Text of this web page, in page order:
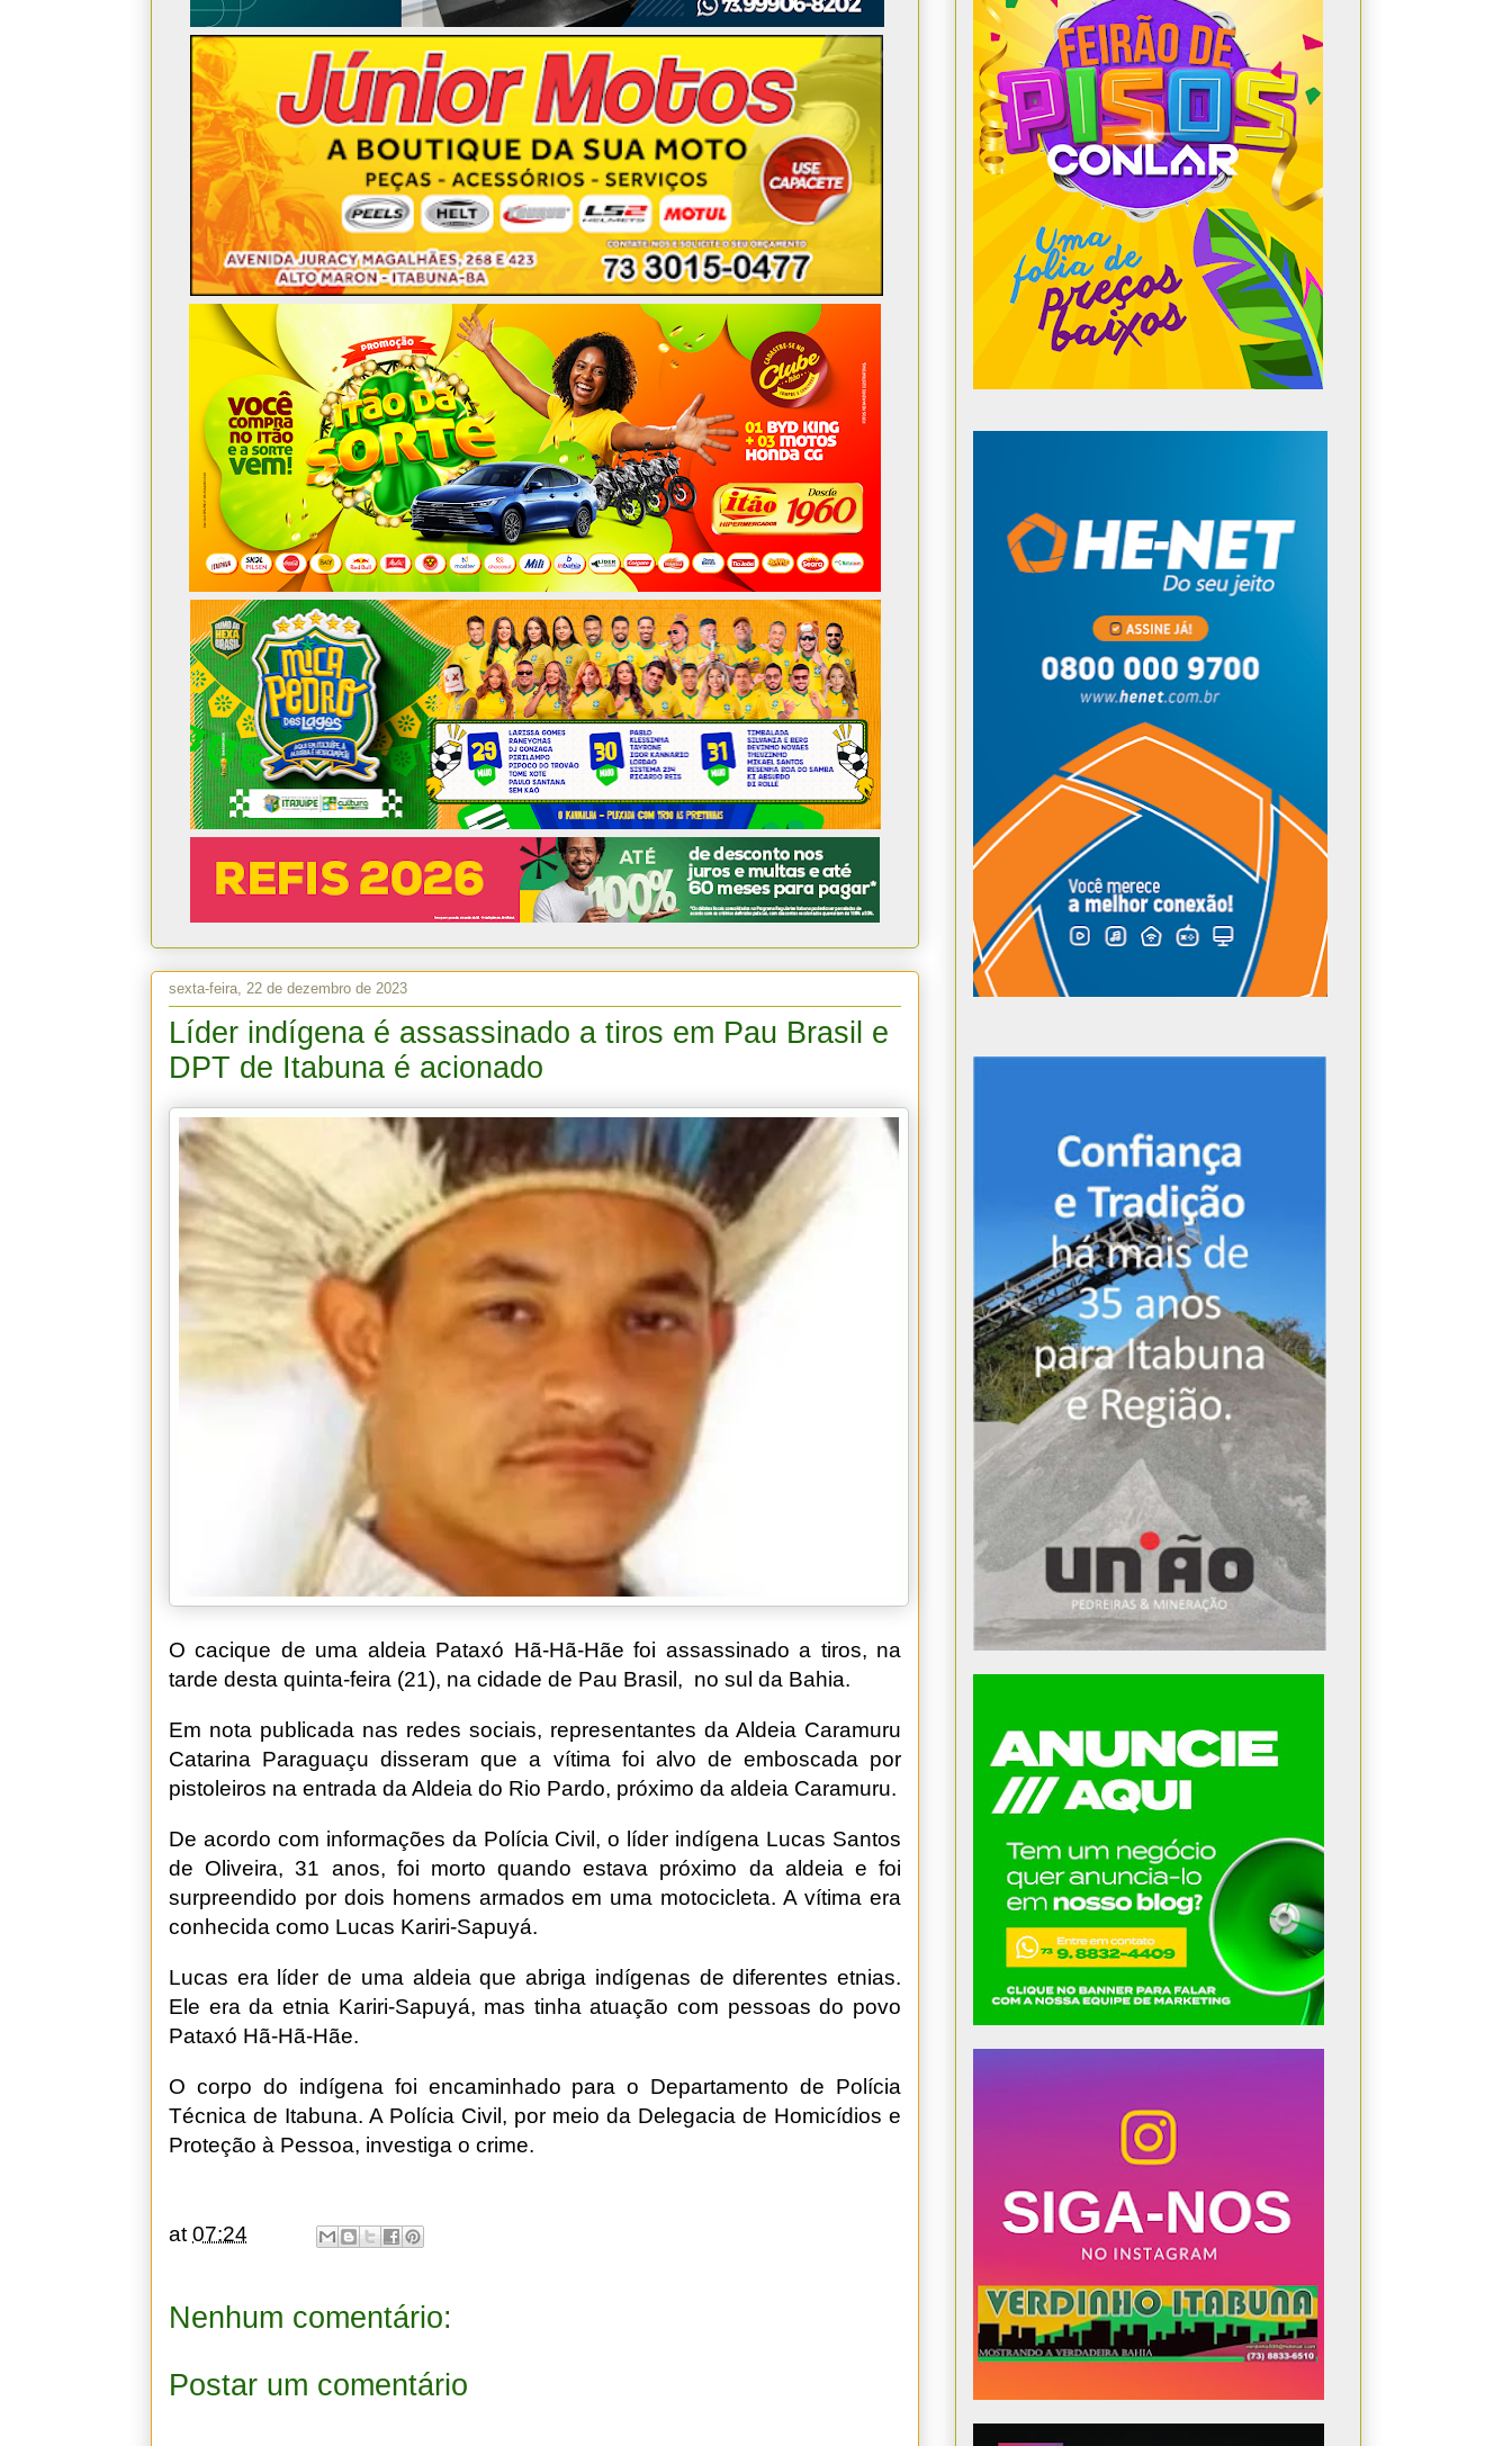
sexta-feira, 22 de dezembro de 2023
Líder indígena é assassinado a tiros em Pau Brasil e
DPT de Itabuna é acionado
O cacique de uma aldeia Pataxó Hã-Hã-Hãe foi assassinado a tiros, na
tarde desta quinta-feira (21), na cidade de Pau Brasil, no sul da Bahia.
Em nota publicada nas redes sociais, representantes da Aldeia Caramuru
Catarina Paraguaçu disseram que a vítima foi alvo de emboscada por
pistoleiros na entrada da Aldeia do Rio Pardo, próximo da aldeia Caramuru.
De acordo com informações da Polícia Civil, o líder indígena Lucas Santos
de Oliveira, 31 anos, foi morto quando estava próximo da aldeia e foi
surpreendido por dois homens armados em uma motocicleta. A vítima era
conhecida como Lucas Kariri-Sapuyá.
Lucas era líder de uma aldeia que abriga indígenas de diferentes etnias.
Ele era da etnia Kariri-Sapuyá, mas tinha atuação com pessoas do povo
Pataxó Hã-Hã-Hãe.
O corpo do indígena foi encaminhado para o Departamento de Polícia
Técnica de Itabuna. A Polícia Civil, por meio da Delegacia de Homicídios e
Proteção à Pessoa, investiga o crime.
at07:24
Nenhum comentário:
Postar um comentário